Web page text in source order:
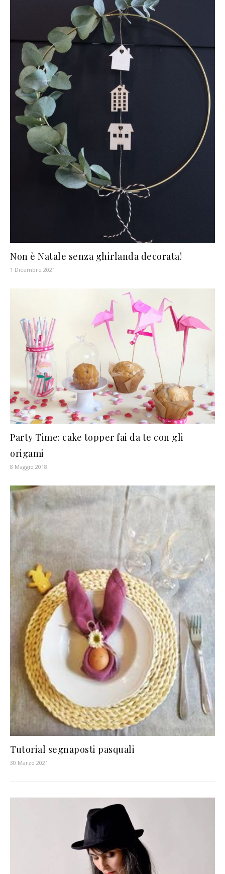
Non è Natale senza ghirlanda decorata!
1 Dicembre 2021
Party Time: cake topper fai da te con gli
origami
8 Maggio 2018
Tutorial segnaposti pasquali
30 Marzo 2021